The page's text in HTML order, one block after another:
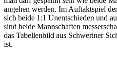
angehen werden. Im Auftaktspiel
sich beide 1:1 Unentschieden und
sind beide Mannschaften
das Tabellenbild aus Schweriner
ist.